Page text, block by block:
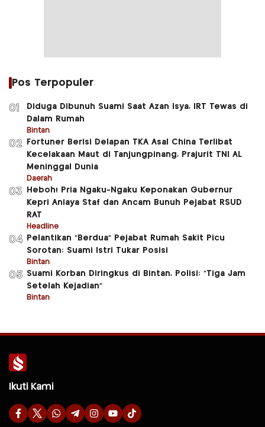
Pos Terpopuler
01
Diduga Dibunuh Suami Saat Azan Isya, IRT Tewas di
Dalam Rumah
Bintan
02
Fortuner Berisi Delapan TKA Asal China Terlibat
Kecelakaan Maut di Tanjungpinang, Prajurit TNI AL
Meninggal Dunia
Daerah
03
Heboh! Pria Ngaku-Ngaku Keponakan Gubernur
Kepri Aniaya Staf dan Ancam Bunuh Pejabat RSUD
RAT
Headline
04
Pelantikan “Berdua” Pejabat Rumah Sakit Picu
Sorotan: Suami Istri Tukar Posisi
Bintan
05 Suami Korban Diringkus di Bintan, Polisi: “Tiga Jam
Setelah Kejadian”
Bintan
Ikuti Kami